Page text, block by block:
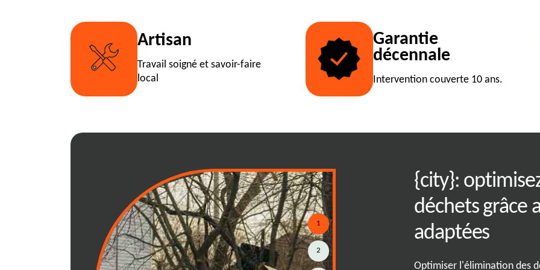
Artisan
Travail soigné et savoir-faire
local
Garantie
décennale
Intervention couverte 10 ans.
RJ Benne : expert en location de
benne dans le secteur de Aranc
Passionnés par notre métier, nous nous engageons à offrir un
service de location de benne à la hauteur de vos attentes dans
{city}:
déchets grâce
adaptées
Optimiser l'élimination des
1
2